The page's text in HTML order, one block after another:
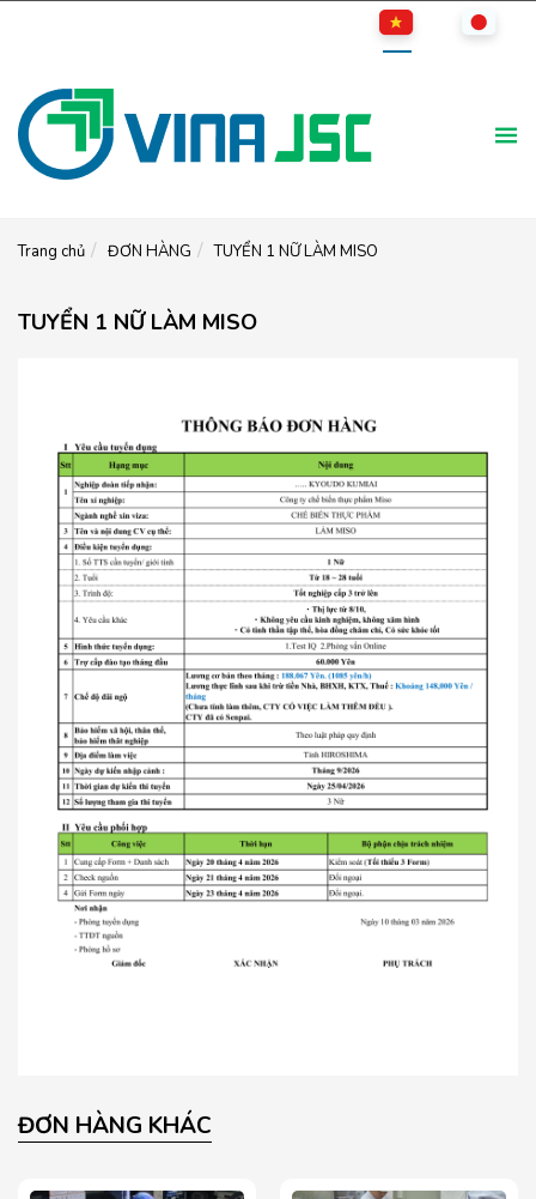
Trang chủ ĐƠN HÀNG TUYỂN 1 NỮ LÀM MISO
TUYỂN 1 NỮ LÀM MISO
ĐƠN HÀNG KHÁC